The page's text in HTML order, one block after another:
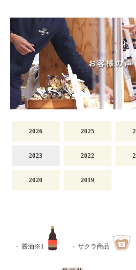
2026 2025
2023 2022
2020 2019
醤油※1 サクラ商品